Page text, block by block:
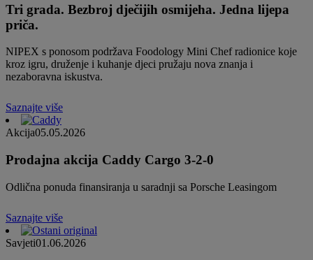
Tri grada. Bezbroj dječijih osmijeha. Jedna lijepa
priča.
NIPEX s ponosom podržava Foodology Mini Chef radionice koje
kroz igru, druženje i kuhanje djeci pružaju nova znanja i
nezaboravna iskustva.
Saznajte više
Akcija05.05.2026
Prodajna akcija Caddy Cargo 3-2-0
Odlična ponuda finansiranja u saradnji sa Porsche Leasingom
Saznajte više
Savjeti01.06.2026